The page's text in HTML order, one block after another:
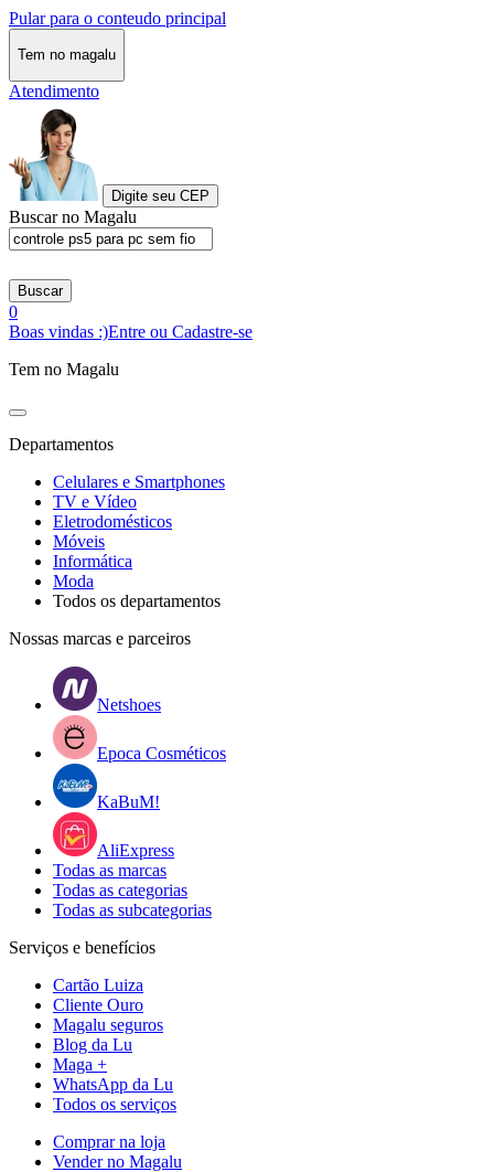
Pular para o conteudo principal
Tem no magalu
Atendimento
Digite seu CEP
Buscar no Magalu
Buscar
0
Boas vindas :)Entre ou Cadastre-se
Tem no Magalu
Departamentos
Celulares e Smartphones
TV e Vídeo
Eletrodomésticos
Móveis
Informática
Moda
Todos os departamentos
Nossas marcas e parceiros
Netshoes
Epoca Cosméticos
KaBuM!
AliExpress
Todas as marcas
Todas as categorias
Todas as subcategorias
Serviços e benefícios
Cartão Luiza
Cliente Ouro
Magalu seguros
Blog da Lu
Maga +
WhatsApp da Lu
Todos os serviços
Comprar na loja
Vender no Magalu